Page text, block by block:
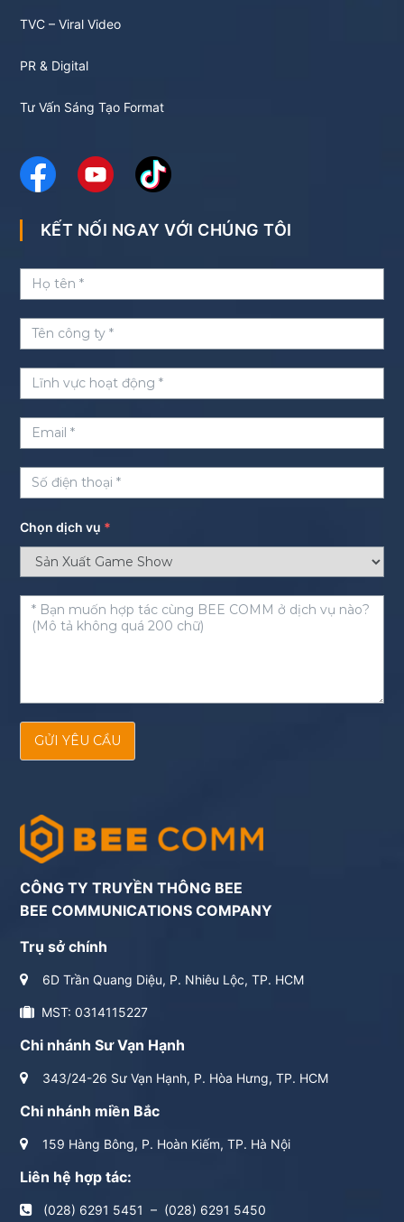
TVC – Viral Video
PR & Digital
Tư Vấn Sáng Tạo Format
KẾT NỐI NGAY VỚI CHÚNG TÔI
Chọn dịch vụ *
GỬI YÊU CẦU
CÔNG TY TRUYỀN THÔNG BEE
BEE COMMUNICATIONS COMPANY
Trụ sở chính
6D Trần Quang Diệu, P. Nhiêu Lộc, TP. HCM
MST: 0314115227
Chi nhánh Sư Vạn Hạnh
343/24-26 Sư Vạn Hạnh, P. Hòa Hưng, TP. HCM
Chi nhánh miền Bắc
159 Hàng Bông, P. Hoàn Kiếm, TP. Hà Nội
Liên hệ hợp tác:
(028) 6291 5451 – (028) 6291 5450